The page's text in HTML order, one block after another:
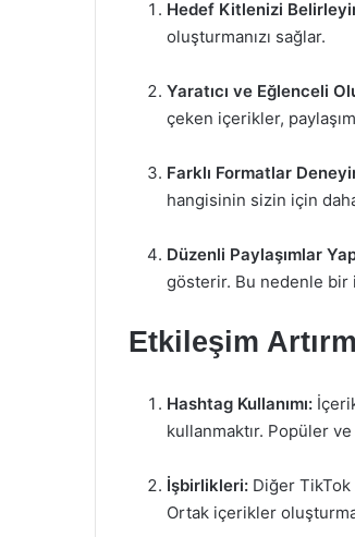
Hedef Kitlenizi
oluşturmanızı sağlar.
Yaratıcı ve Eğlenceli
çeken içerikler,
Farklı Formatlar
hangisinin sizin için
Düzenli Paylaşımlar
gösterir. Bu nedenle bir
Etkileşim
Hashtag Kullanımı:
kullanmaktır. Popüler
İşbirlikleri: Diğer
Ortak içerikler